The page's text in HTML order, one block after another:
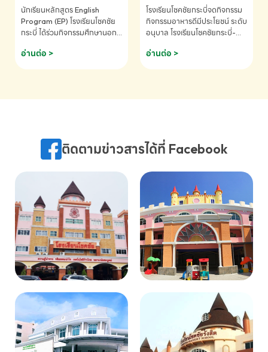
K2(Grop) โรงเรียนโชคชัยกระบี่-
สอบถามข้อมูลเพิ่มเติม โทร.
075-691910
ระดับประถมศึกษา (EP.1-
6)
นักเรียนหลักสูตร English
Program (EP) โรงเรียนโชคชัย
กระบี่ ได้ร่วมกิจกรรมศึกษานอก
ชมภาพยนตร์ Toy Story 5
(Soundtrack)เพื่อเสริมทักษะ
ภาษา ผ่านประสบการณ์การเรียนรู้
075-691910
อ่านต่อ >
โรงเรียนโชคชัยกระบี่จดกิจกรรม
กิจกรรมอาหารดีมีประโยชน์ ระดับ
อนุบาล โรงเรียนโชคชัยกระบี่-
075-691910
อ่านต่อ >
ติดตามข่าวสารได้ที่ Facebook